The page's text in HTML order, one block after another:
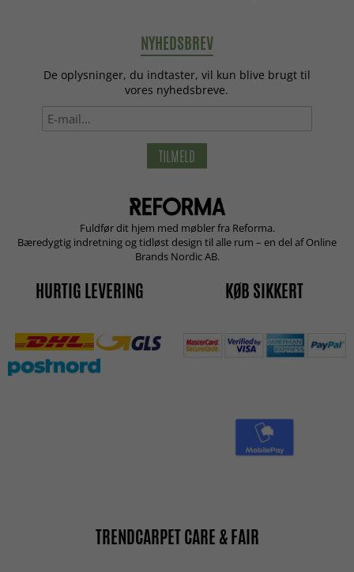
NYHEDSBREV
De oplysninger, du indtaster, vil kun blive brugt til
vores nyhedsbreve.
TILMELD
Fuldfør dit hjem med møbler fra Reforma.
Bæredygtig indretning og tidløst design til alle rum – en del af Online
Brands Nordic AB.
HURTIG LEVERING KØB SIKKERT
TRENDCARPET CARE & FAIR